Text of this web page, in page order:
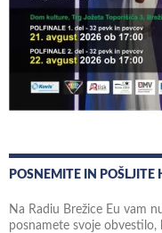
POSNEMITE IN POŠLJITE
Na Radiu Brežice Eu vam
posnamete svoje